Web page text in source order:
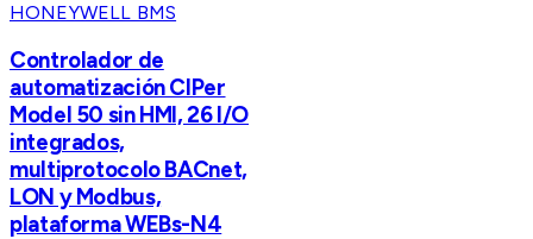
HONEYWELL BMS
Controlador de
automatización CIPer
Model 50 sin HMI, 26 I/O
integrados,
multiprotocolo BACnet,
LON y Modbus,
plataforma WEBs-N4